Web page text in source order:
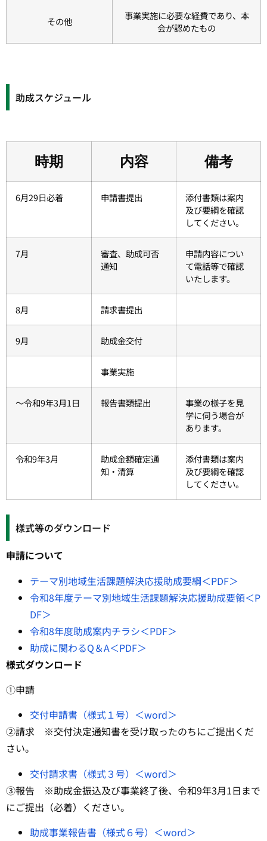
その他
事業実施に必要な経費であり、本
会が認めたもの
助成スケジュール
時期 内容 備考
6月29日必着 申請書提出
添付書類は案内
及び要綱を確認
してください。
7月
審査、助成可否
通知
申請内容につい
て電話等で確認
いたします。
8月 請求書提出
9月 助成金交付
事業実施
～令和9年3月1日 報告書類提出
事業の様子を見
学に伺う場合が
あります。
令和9年3月
助成金額確定通
知・清算
添付書類は案内
及び要綱を確認
してください。
様式等のダウンロード
申請について
テーマ別地域生活課題解決応援助成要綱＜PDF＞
令和8年度テーマ別地域生活課題解決応援助成要領＜P
DF＞
令和8年度助成案内チラシ＜PDF＞
助成に関わるQ＆A＜PDF＞
様式ダウンロード
①申請
交付申請書（様式１号）＜word＞
②請求 ※交付決定通知書を受け取ったのちにご提出くだ
さい。
交付請求書（様式３号）＜word＞
③報告 ※助成金振込及び事業終了後、令和9年3月1日まで
にご提出（必着）ください。
助成事業報告書（様式６号）＜word＞